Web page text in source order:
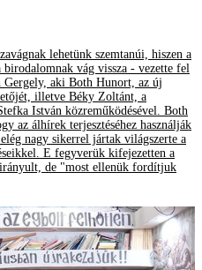
lehetünk szemtanúi, hiszen a
vág vissza - vezette fel
Gergely, aki Both Hunort, az új
illetve Béky Zoltánt, a
István közreműködésével. Both
az álhírek terjesztéséhez használják
nagy sikerrel jártak világszerte a
E fegyverük kifejezetten a
irányult, de "most ellenük fordítjuk